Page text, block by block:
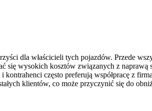
dla właścicieli tych pojazdów. Przede
się wysokich kosztów związanych z
często preferują współpracę z
klientów, co może przyczynić się do